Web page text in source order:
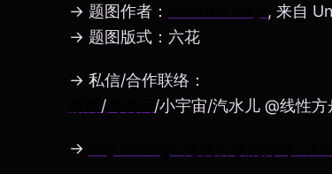
→ 题图作者：
, 来自
→ 题图版式：六花
→ 私信/合作联络：
/ /小宇宙/汽水儿 @线性方
→